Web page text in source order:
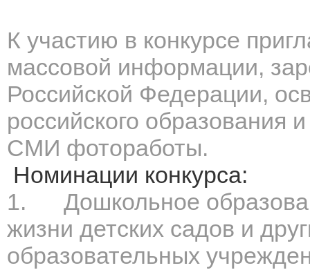
К участию в конкурсе
массовой информации,
Российской Федерации,
российского
СМИ фотоработы.
Номинации конкурса:
1.
Дошкольное
жизни детских садов и
образовательных